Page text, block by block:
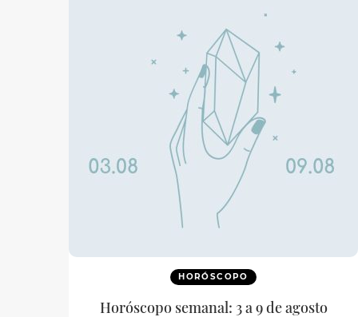
HORÓSCOPO
Horóscopo semanal: 3 a 9 de agosto